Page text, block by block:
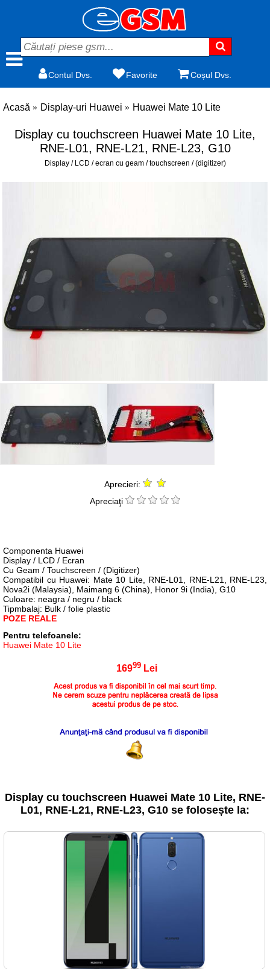
Contul Dvs. Favorite Coșul Dvs.
Acasă Display-uri Huawei Huawei Mate 10 Lite
Display cu touchscreen Huawei Mate 10 Lite,
RNE-L01, RNE-L21, RNE-L23, G10
Display / LCD / ecran cu geam / touchscreen / (digitizer)
Aprecieri:
Apreciaţi
Componenta Huawei
Display / LCD / Ecran
Cu Geam / Touchscreen / (Digitizer)
Compatibil cu Huawei: Mate 10 Lite, RNE-L01, RNE-L21, RNE-L23,
Nova2i (Malaysia), Maimang 6 (China), Honor 9i (India), G10
Culoare: neagra / negru / black
Tipmbalaj: Bulk / folie plastic
POZE REALE
Pentru telefoanele:
Huawei Mate 10 Lite
16999Lei
Display cu touchscreen Huawei Mate 10 Lite, RNE-
L01, RNE-L21, RNE-L23, G10 se folosește la: